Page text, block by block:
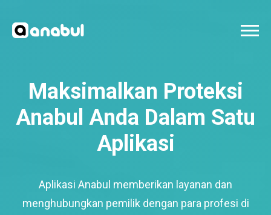
Maksimalkan Proteksi
Anabul Anda Dalam Satu
Aplikasi
Aplikasi Anabul memberikan layanan dan
menghubungkan pemilik dengan para profesi di